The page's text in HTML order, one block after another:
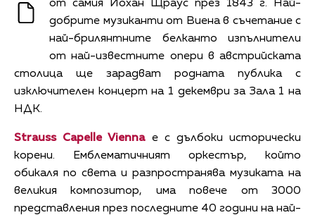
от самия Йохан Щраус през 1843 г. Най-
добрите музиканти от Виена в съчетание с
най-брилянтните белканто изпълнители
от най-известните опери в австрийската
столица ще зарадват родната публика с
изключителен концерт на 1 декември за Зала 1 на
НДК.
Strauss Capelle Vienna е с дълбоки исторически
корени. Емблематичният оркестър, който
обикаля по света и разпространява музиката на
великия композитор, има повече от 3000
представления през последните 40 години на най-